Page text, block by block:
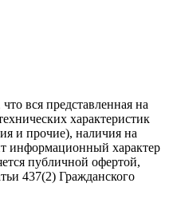
вся представленная на
характеристик
и прочие), наличия на
информационный характер
публичной офертой,
437(2) Гражданского